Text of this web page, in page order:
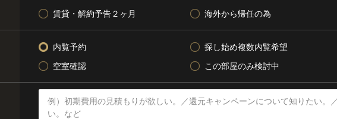
賃貸・解約予告２ヶ月
海外から帰任の為
内覧予約
探し始め複数内覧希望
空室確認
この部屋のみ検討中